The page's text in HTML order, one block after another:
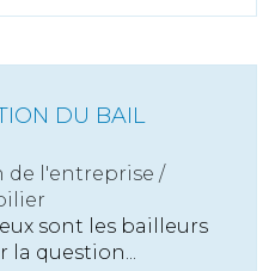
DU BAIL
de l'entreprise /
sont les bailleurs
la question...